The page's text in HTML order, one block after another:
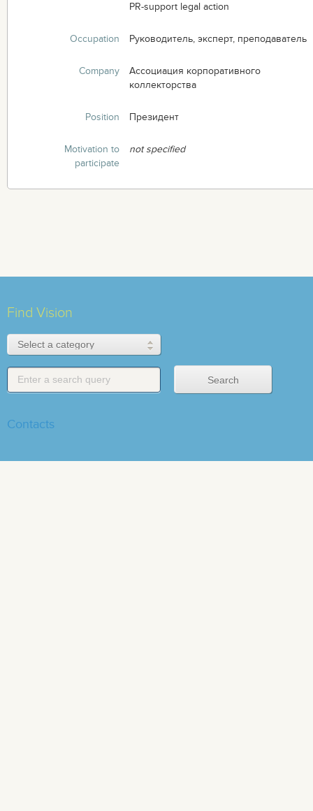
PR-support legal action
Occupation Руководитель, эксперт, преподаватель
Company
Ассоциация корпоративного
коллекторства
Position Президент
Motivation to
participate
not specified
Find Vision
Contacts